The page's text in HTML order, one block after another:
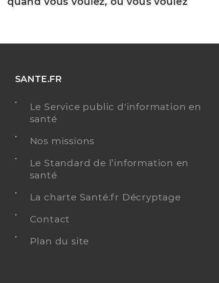
SANTE.FR
Le Service public d'information en
santé
Nos missions
Le Standard de l’information en
santé
La charte Santé.fr Décryptage
Contact
Plan du site